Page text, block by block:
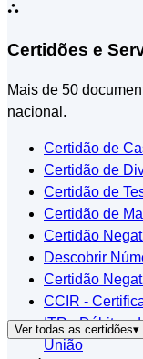
⛬
Certidões e
Mais de 50
nacional.
Certidão de
Certidão de
Certidão de
Certidão de
Certidão
Descobrir
Certidão
CCIR -
ITR - Débitos
União
Ver todas as certidões▾